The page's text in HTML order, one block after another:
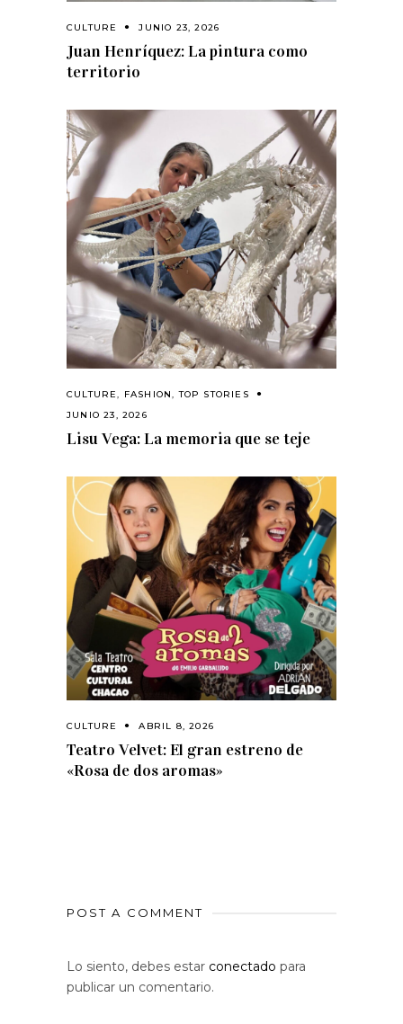
CULTURE JUNIO 23, 2026
Juan Henríquez: La pintura como
territorio
CULTURE FASHION ,TOP STORIES
JUNIO 23, 2026
Lisu Vega: La memoria que se teje
CULTURE ABRIL 8, 2026
Teatro Velvet: El gran estreno de
«Rosa de dos aromas»
POST A COMMENT
Lo siento, debes estar conectado para
publicar un comentario.